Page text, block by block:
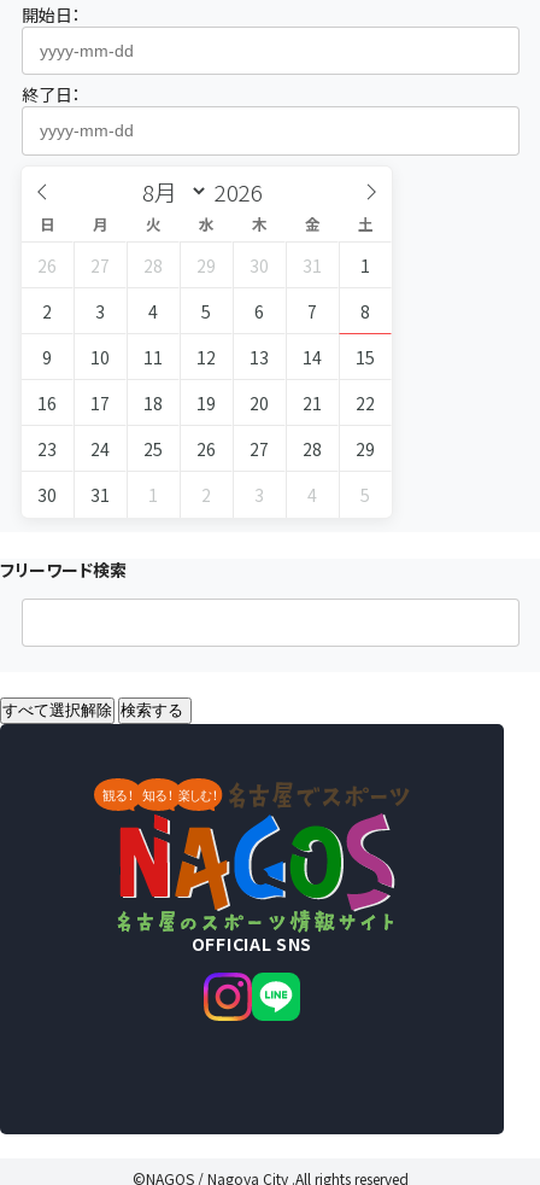
開始日：
終了日：
日 月 火 水 木 金 土
26 27 28 29 30 31
1
2
3 4 5 6 7
8
9
10 11 12 13 14
15
16
17 18 19 20 21
22
23
24 25 26 27 28
29
30
31 1 2 3 4 5
フリーワード検索
すべて選択解除 検索する
OFFICIAL SNS
©NAGOS / Nagoya City .All rights reserved